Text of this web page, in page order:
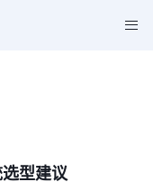
型建议